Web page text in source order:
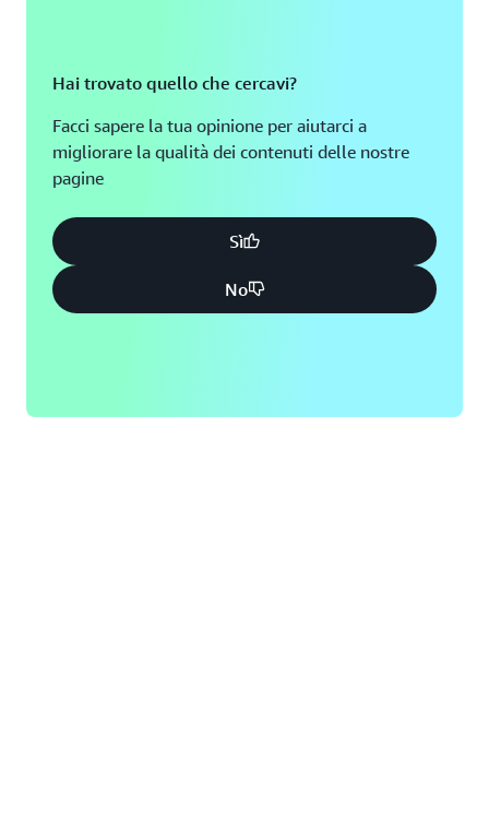
Hai trovato quello che cercavi?
Facci sapere la tua opinione per aiutarci a
migliorare la qualità dei contenuti delle nostre
pagine
Sì
No